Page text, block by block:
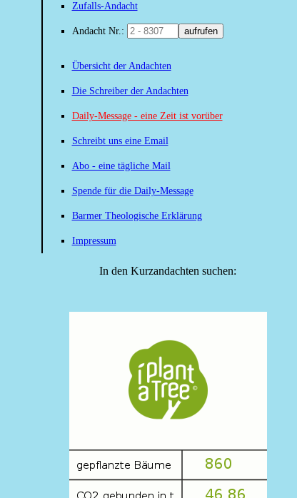
Zufalls-Andacht
Andacht Nr.: aufrufen
Übersicht der Andachten
Die Schreiber der Andachten
Daily-Message - eine Zeit ist vorüber
Schreibt uns eine Email
Abo - eine tägliche Mail
Spende für die Daily-Message
Barmer Theologische Erklärung
Impressum
In den Kurzandachten suchen: